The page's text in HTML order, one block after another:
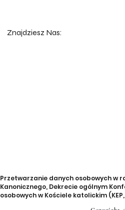
Znajdziesz Nas:
Przetwarzanie danych osobowych w
Kanonicznego, Dekrecie ogólnym
osobowych w Kościele katolickim (KEP,